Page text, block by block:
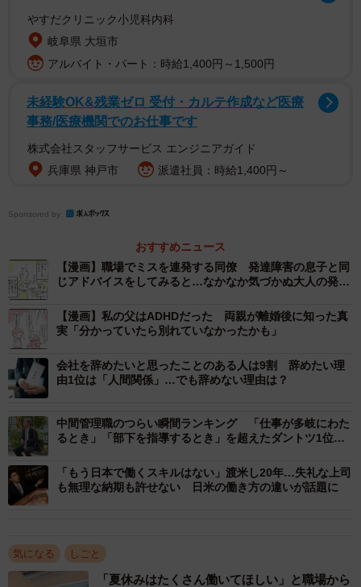
（提供画像）
【1位 入力ミス・書き間違い】
・電卓をたたいて、その数字の入力を間違える（30代男
性）
・変換ミス・脱字などの入力ミス（40代女性）
・英単語のスペルミスをすることがある（60代以上女性）
【2位 やるべきことを忘れる】
・口頭で頼まれていたことを忘れてしまう（20代女性）
・後でやろうと思っていたことをつい忘れる（40代女性）
・メモしていなかった作業を忘れてしまうこと（50代男
性）
【3位 確認不足・見落とし】
・本社からの指示書の確認ミスで、期日や内容を間違える
・リピート注文を受けたとき、住所や荷受人が変更されて
いることに気づかないで、前回と同じ内容で手配してしま
やすだクリニック小児科内科
岐阜県 大垣市
アルバイト・パート：時給1,400円～1,500円
未経験OK&残業ゼロ 受付・カルテ作成など医療
事務/医療機関でのお仕事です
株式会社スタッフサービス エンジニアガイド
兵庫県 神戸市
派遣社員：時給1,400円～
Sponsored by
おすすめニュース
【漫画】職場でミスを連発する同僚 発達障害の息子と同
じアドバイスをしてみると…なかなか気づかぬ大人の発達
【漫画】私の父はADHDだった 両親が離婚後に知った真
実「分かっていたら別れていなかったかも」
会社を辞めたいと思ったことのある人は9割 辞めたい理
由1位は「人間関係」…でも辞めない理由は？
中間管理職のつらい瞬間ランキング 「仕事が多岐にわた
るとき」「部下を指導するとき」を超えたダントツ1位
「もう日本で働くスキルはない」渡米し20年…失礼な上司
も無理な納期も許せない 日米の働き方の違いが話題に
気になる しごと
「夏休みはたくさん働いてほしい」と職場から